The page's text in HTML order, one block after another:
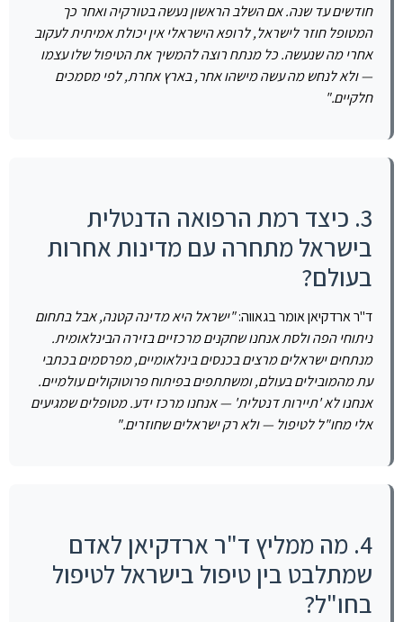
חודשים עד שנה. אם השלב הראשון נעשה בטורקיה ואחר כך
המטופל חוזר לישראל, לרופא הישראלי אין יכולת אמיתית לעקוב
אחרי מה שנעשה. כל מנתח רוצה להמשיך את הטיפול שלו עצמו
— ולא לנחש מה עשה מישהו אחר, בארץ אחרת, לפי מסמכים
חלקיים."
3. כיצד רמת הרפואה הדנטלית
בישראל מתחרה עם מדינות אחרות
בעולם?
ד"ר ארדקיאן אומר בגאווה:"ישראל היא מדינה קטנה, אבל בתחום
ניתוחי הפה ולסת אנחנו שחקנים מרכזיים בזירה הבינלאומית.
מנתחים ישראלים מרצים בכנסים בינלאומיים, מפרסמים בכתבי
עת מהמובילים בעולם, ומשתתפים בפיתוח פרוטוקולים עולמיים.
אנחנו לא 'תיירות דנטלית' — אנחנו מרכז ידע. מטופלים שמגיעים
אלי מחו"ל לטיפול — ולא רק ישראלים שחוזרים."
4. מה ממליץ ד"ר ארדקיאן לאדם
שמתלבט בין טיפול בישראל לטיפול
בחו"ל?